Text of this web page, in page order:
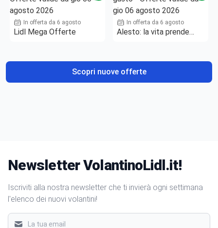
In offerta da 6 agosto
Lidl Mega Offerte
In offerta da 6 agosto
Alesto: la vita prende
Scopri nuove offerte
Newsletter VolantinoLidl.it!
Iscriviti alla nostra newsletter che ti invierà ogni settimana
l'elenco dei nuovi volantini!